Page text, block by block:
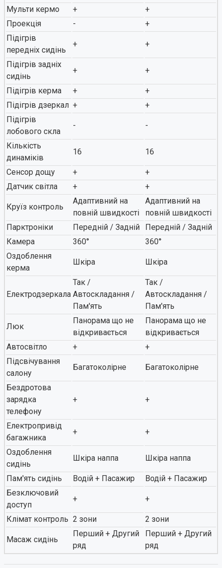
Мульти кермо
+
+
Проекція
-
+
Підігрів
передніх сидінь
+ +
Підігрів задніх
сидінь
+ +
Підігрів керма +
+
Підігрів дзеркал +
+
Підігрів
лобового скла
- -
Кількість
динаміків
16 16
Сенсор дощу +
+
Датчик світла
+ +
Круїз контроль
Адаптивний на
повній швидкості
Адаптивний на
повній швидкості
Парктроніки
Передній / Задній
Передній / Задній
Камера
360°
360°
Оздоблення
керма
Шкіра Шкіра
Електродзеркала
Так /
Автоскладання /
Пам'ять
Так /
Автоскладання /
Пам'ять
Люк
Панорама що не
відкривається
Панорама що не
відкривається
Автосвітло
+
+
Підсвічування
салону
Багатоколірне Багатоколірне
Бездротова
зарядка
телефону
+ +
Електропривід
багажника
+ +
Оздоблення
сидінь
Шкіра наппа Шкіра наппа
Пам'ять сидінь Водій + Пасажир
Водій + Пасажир
Безключовий
доступ
+ +
Клімат контроль 2 зони 2 зони
Масаж сидінь
Перший + Другий
ряд
Перший + Другий
ряд